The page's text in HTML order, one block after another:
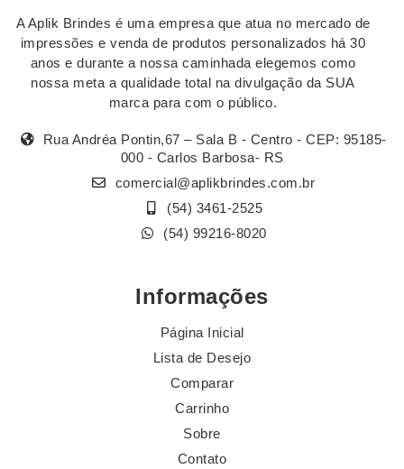
A Aplik Brindes é uma empresa que atua no mercado de
impressões e venda de produtos personalizados há 30
anos e durante a nossa caminhada elegemos como
nossa meta a qualidade total na divulgação da SUA
marca para com o público.
Rua Andréa Pontin,67 – Sala B - Centro - CEP: 95185-
000 - Carlos Barbosa- RS
comercial@aplikbrindes.com.br
(54) 3461-2525
(54) 99216-8020
Informações
Página Inicial
Lista de Desejo
Comparar
Carrinho
Sobre
Contato